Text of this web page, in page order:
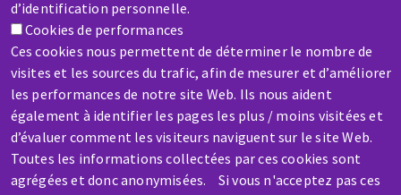
d’identification personnelle.
Cookies de performances
Ces cookies nous permettent de déterminer le nombre de
visites et les sources du trafic, afin de mesurer et d’améliorer
les performances de notre site Web. Ils nous aident
également à identifier les pages les plus / moins visitées et
d’évaluer comment les visiteurs naviguent sur le site Web.
Toutes les informations collectées par ces cookies sont
agrégées et donc anonymisées. Si vous n'acceptez pas ces
SERVICE / REPAIR
A broken machine? Out of order?
Contact-us